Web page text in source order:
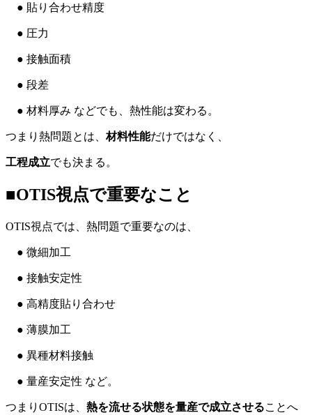
● 貼り合わせ精度
● 圧力
● 接触面積
● 段差
● 材料厚み などでも、熱性能は変わる。
つまり熱問題とは、材料性能だけではなく、
工程成立でも決まる。
■OTIS視点で重要なこと
OTIS視点では、熱問題で重要なのは、
● 微細加工
● 接触安定性
● 高精度貼り合わせ
● 薄膜加工
● 異種材料接触
● 量産安定性 など。
つまりOTISは、 熱を流せる状態を量産で成立させることへ